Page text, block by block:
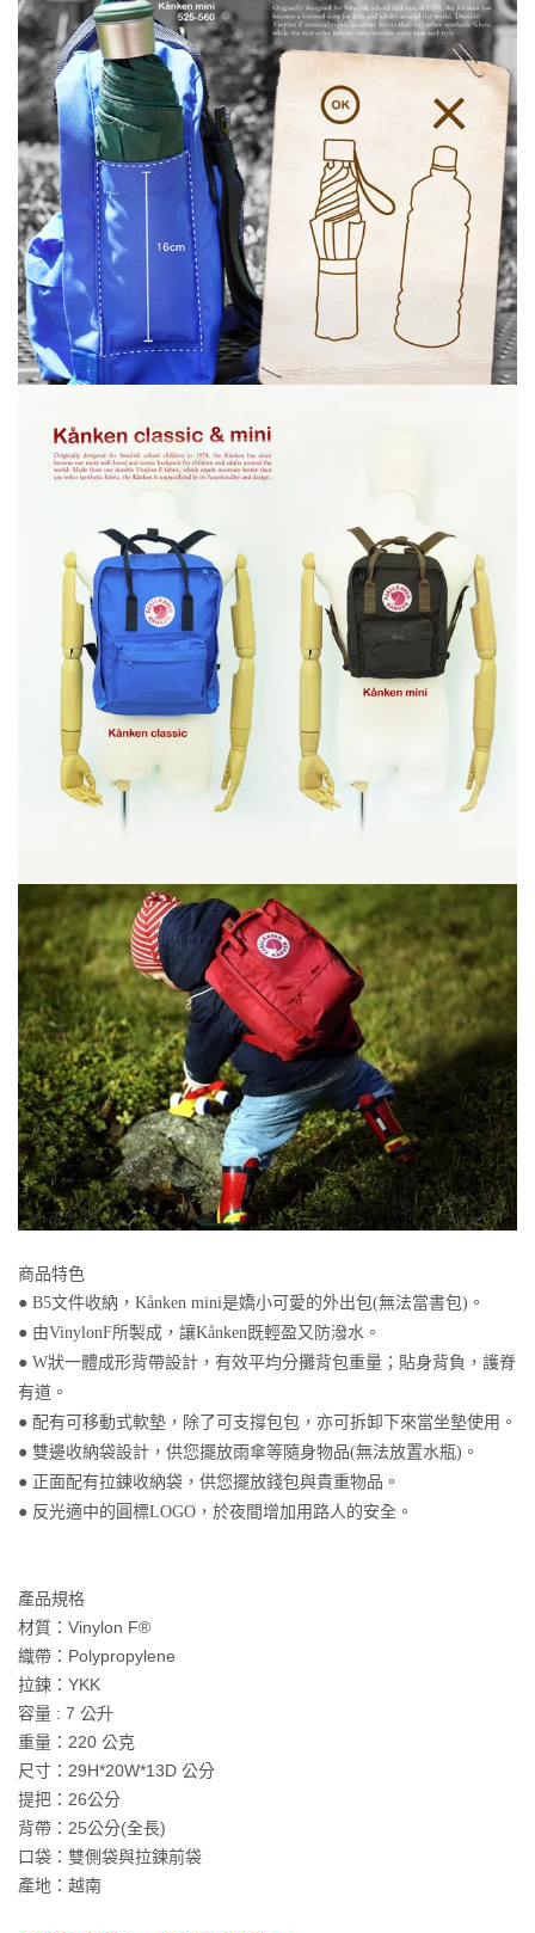
商品特色
● B5文件收納，Kånken mini是嬌小可愛的外出包(無法當書包)。
● 由VinylonF所製成，讓Kånken既輕盈又防潑水。
● W狀一體成形背帶設計，有效平均分攤背包重量；貼身背負，護脊
有道。
● 配有可移動式軟墊，除了可支撐包包，亦可拆卸下來當坐墊使用。
● 雙邊收納袋設計，供您擺放雨傘等隨身物品(無法放置水瓶)。
● 正面配有拉鍊收納袋，供您擺放錢包與貴重物品。
● 反光適中的圓標LOGO，於夜間增加用路人的安全。
產品規格
材質：Vinylon F®
織帶：Polypropylene
拉鍊：YKK
容量 : 7 公升
重量：220 公克
尺寸：29H*20W*13D 公分
提把：26公分
背帶：25公分(全長)
口袋：雙側袋與拉鍊前袋
產地：越南